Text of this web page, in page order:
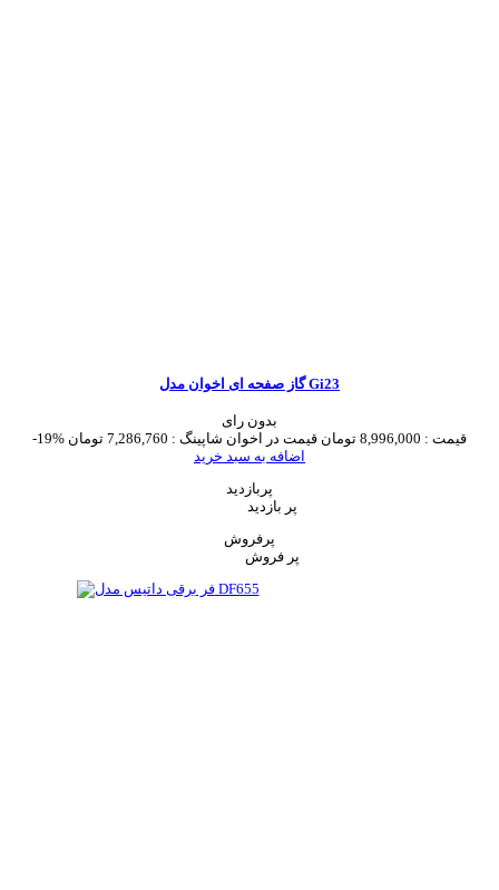
گاز صفحه ای اخوان مدل Gi23
بدون رای
-19%
قیمت : 8,996,000 تومان قیمت در اخوان شاپینگ : 7,286,760 تومان
اضافه به سبد خرید
پربازدید
پر بازدید
پرفروش